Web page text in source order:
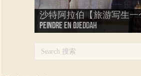
「香港國際油畫交流大展
oil painting exchange expo. at HK
Library Expo. Gallery
法国艺术家 弗朗索瓦·巴夫
Peintre Francois Bhavsar
「香港油画大展」 — 疫情
于港 Oil painting at Hong Kong
Expo. Gallery
沙特阿拉伯【旅游写生一
Peindre en Djeddah
布列塔尼【写生】( 2 )
Bretagne
布列塔尼【写生】( 1 )
Bretagne